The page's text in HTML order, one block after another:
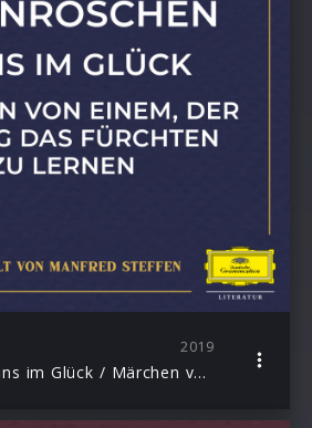
2019
Dornröschen / Hans im Glück / Märchen von einem, der auszog das Fürchten zu lernen